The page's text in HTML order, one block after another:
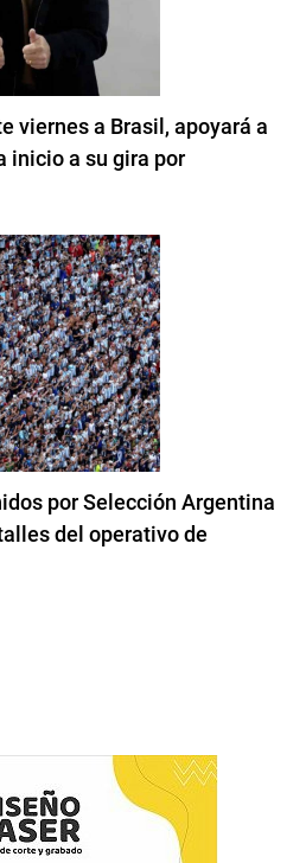
viernes a Brasil, apoyará a
inicio a su gira por
por Selección Argentina
del operativo de